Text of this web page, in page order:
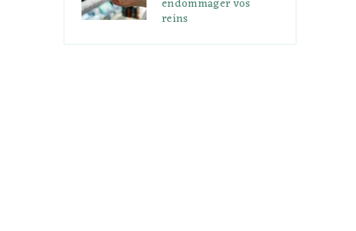
endommager vos
reins